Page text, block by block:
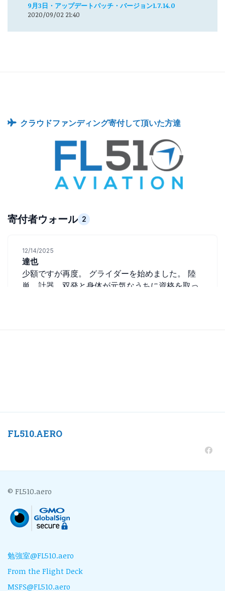
9月3日・アップデートパッチ・バージョン1.7.14.0
2020/09/02 21:40
クラウドファンディング寄付して頂いた方達
FL510.AERO
© FL510.aero
勉強室@FL510.aero
From the Flight Deck
MSFS@FL510.aero